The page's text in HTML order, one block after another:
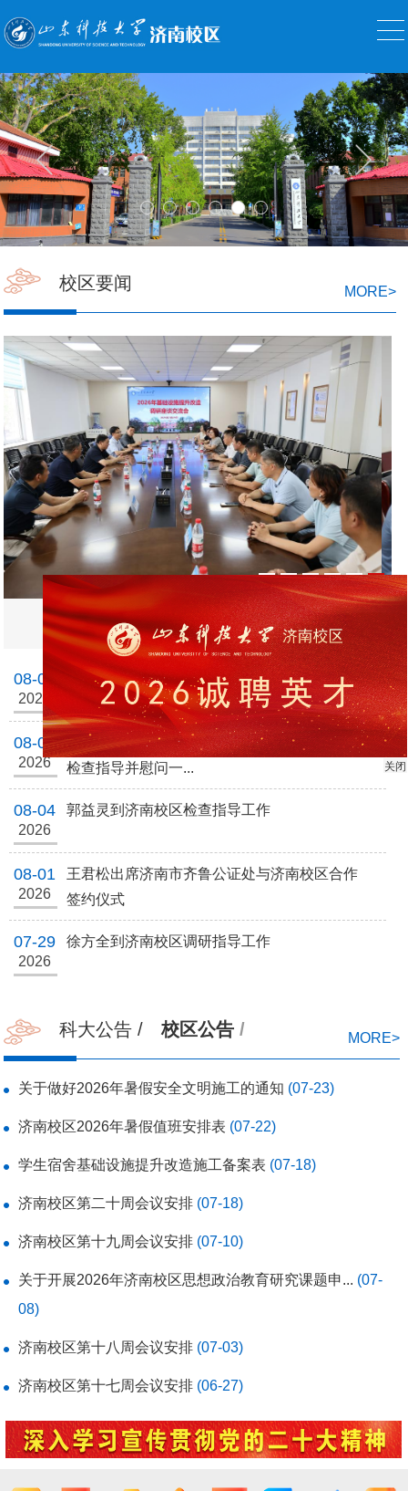
校区要闻 MORE>
天桥区委组织部副部长孟丽华一行到济
1 2 3 4 5 6
08-07
2026
酷暑送清凉 关怀感人心
08-06
2026
王君松到济南校区现场办公 深入暑期施工项目
检查指导并慰问一...
08-04
2026
郭益灵到济南校区检查指导工作
08-01
2026
王君松出席济南市齐鲁公证处与济南校区合作
签约仪式
07-29
2026
徐方全到济南校区调研指导工作
科大公告 / 校区公告 / MORE>
关于做好2026年暑假安全文明施工的通知 (07-23)
济南校区2026年暑假值班安排表 (07-22)
学生宿舍基础设施提升改造施工备案表 (07-18)
济南校区第二十周会议安排 (07-18)
济南校区第十九周会议安排 (07-10)
关于开展2026年济南校区思想政治教育研究课题申... (07-
08)
济南校区第十八周会议安排 (07-03)
济南校区第十七周会议安排 (06-27)
关闭